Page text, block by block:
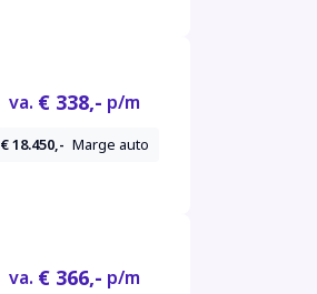
va. € 338,- p/m
€ 18.450,- Marge auto
va. € 366,- p/m